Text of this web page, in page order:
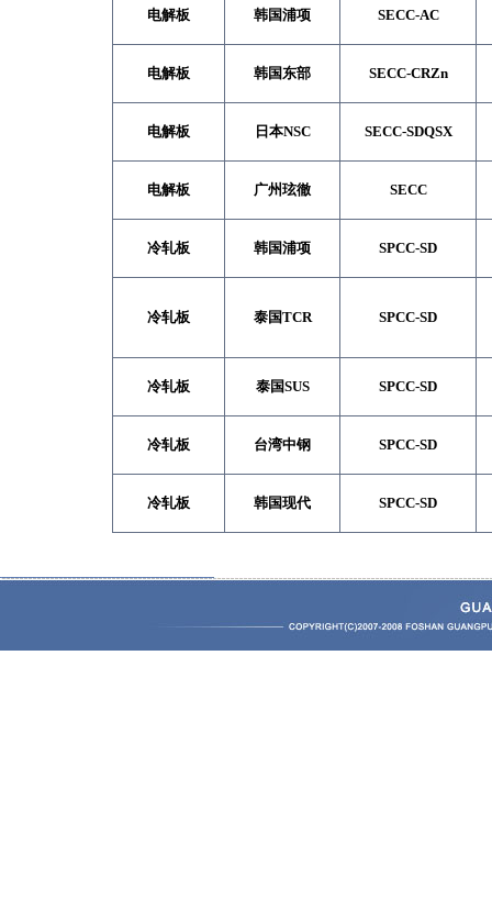
电解板 韩国浦项 SECC-AC
电解板 韩国东部 SECC-CRZn
电解板 日本NSC SECC-SDQSX
电解板 广州玹徹 SECC
冷轧板 韩国浦项 SPCC-SD
冷轧板 泰国TCR SPCC-SD
冷轧板 泰国SUS SPCC-SD
冷轧板 台湾中钢 SPCC-SD
冷轧板 韩国现代 SPCC-SD